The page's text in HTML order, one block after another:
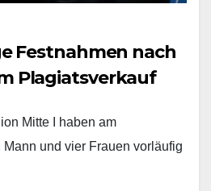
Festnahmen nach
Plagiatsverkauf
Mitte I haben am
und vier Frauen vorläufig